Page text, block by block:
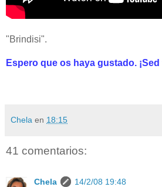
"Brindisi".
Espero que os haya gustado.
Chela en 18:15
41 comentarios:
Chela
14/2/08 19:48